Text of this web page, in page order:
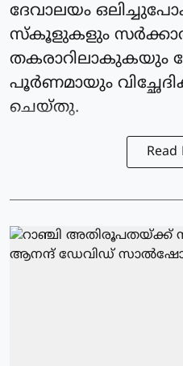
ദേവാലയം
സ്കൂളുകളും സർക്കാർ
തകരാറിലാകുകയും
പൂർണമായും
ചെയ്തു.